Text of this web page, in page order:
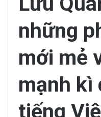
những
mới mẻ
mạnh kì
tiếng